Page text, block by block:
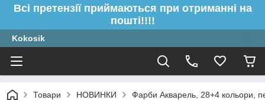
Всі претензії приймаються при отриманні на
пошті!!!!
Kokosik
Товари НОВИНКИ Фарби Акварель, 28+4 кольори,